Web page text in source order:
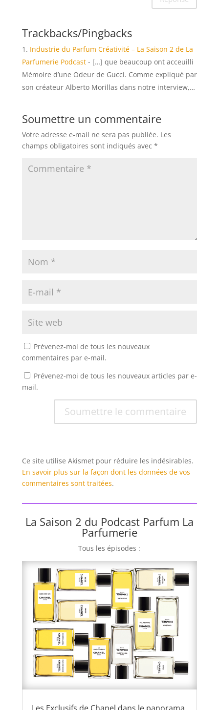
Trackbacks/Pingbacks
Industrie du Parfum Créativité – La Saison 2 de La
Parfumerie Podcast- […] que beaucoup ont acceuilli
Mémoire d’une Odeur de Gucci. Comme expliqué par
son créateur Alberto Morillas dans notre interview,…
Soumettre un commentaire
Votre adresse e-mail ne sera pas publiée. Les
champs obligatoires sont indiqués avec *
Prévenez-moi de tous les nouveaux
commentaires par e-mail.
Prévenez-moi de tous les nouveaux articles par e-
mail.
Soumettre le commentaire
Ce site utilise Akismet pour réduire les indésirables.
En savoir plus sur la façon dont les données de vos
commentaires sont traitées.
La Saison 2 du Podcast Parfum La
Parfumerie
Tous les épisodes :